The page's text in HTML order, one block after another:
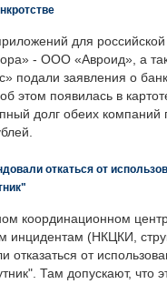
для
- ООО «Авроид», а
подали заявления о
этом появилась в
долг обеих компаний
откаться от
координационном
инцидентам (НКЦКИ,
отказаться от
Там допускают, что